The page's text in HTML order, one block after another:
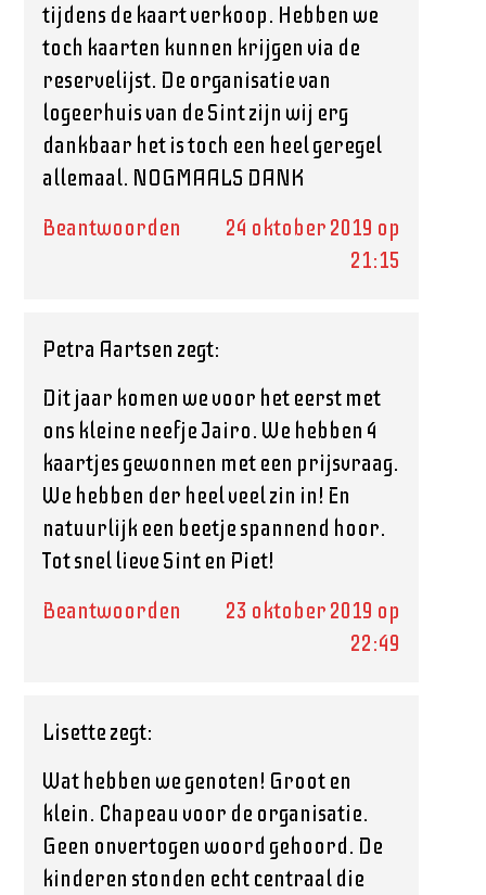
tijdens de kaart verkoop. Hebben we
toch kaarten kunnen krijgen via de
reservelijst. De organisatie van
logeerhuis van de Sint zijn wij erg
dankbaar het is toch een heel geregel
allemaal. NOGMAALS DANK
Beantwoorden
24 oktober 2019 op
21:15
Petra Aartsen zegt:
Dit jaar komen we voor het eerst met
ons kleine neefje Jairo. We hebben 4
kaartjes gewonnen met een prijsvraag.
We hebben der heel veel zin in! En
natuurlijk een beetje spannend hoor.
Tot snel lieve Sint en Piet!
Beantwoorden
23 oktober 2019 op
22:49
Lisette zegt:
Wat hebben we genoten! Groot en
klein. Chapeau voor de organisatie.
Geen onvertogen woord gehoord. De
kinderen stonden echt centraal die